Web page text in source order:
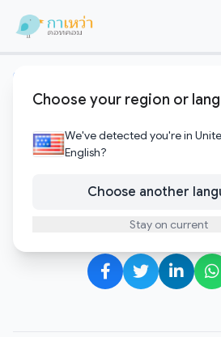
Choose your region or
We've detected you're in
English?
Choose another
Stay on current
คริปโตและบล๊อคเชน
เจาะลึกวิกฤตภาษีคริป
Bitcoin ยังแจ้งเกิดเป็
แม้เทคโนโลยีจะล้ำห
มกราคม 25, 2026 •1 minute